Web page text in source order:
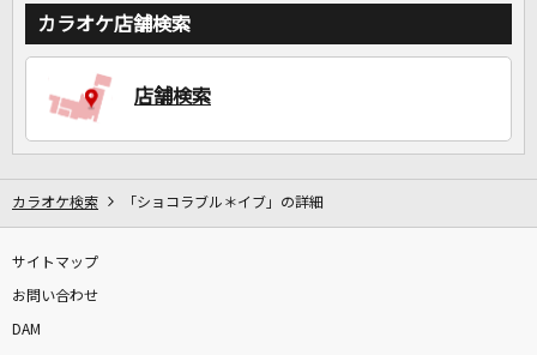
DAMに会員登録・ログインして
カラオケをもっと楽しもう！
カラオケ店舗検索
店舗検索
カラオケ検索 「ショコラブル＊イブ」の詳細
サイトマップ
お問い合わせ
DAM